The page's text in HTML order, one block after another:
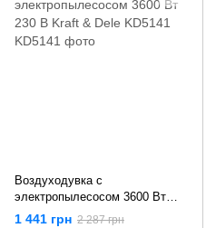
Воздуходувка с
электропылесосом 3600 Вт
230 В Kraft & Dele KD5141
1 441 грн 2 287 грн